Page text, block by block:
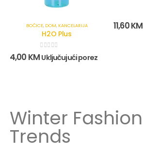
BOČICE, DOM, KANCELARIJA
H2O Plus
0 out of 5
4,00 KM Uključujući porez
11,60KM
Winter Fashion
Trends